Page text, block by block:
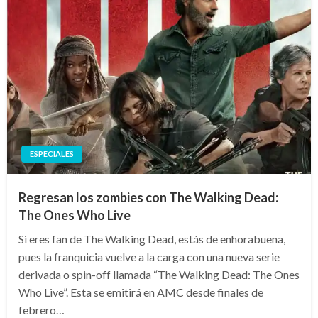
ESPECIALES
Regresan los zombies con The Walking Dead:
The Ones Who Live
Si eres fan de The Walking Dead, estás de enhorabuena,
pues la franquicia vuelve a la carga con una nueva serie
derivada o spin-off llamada “The Walking Dead: The Ones
Who Live”. Esta se emitirá en AMC desde finales de
febrero…